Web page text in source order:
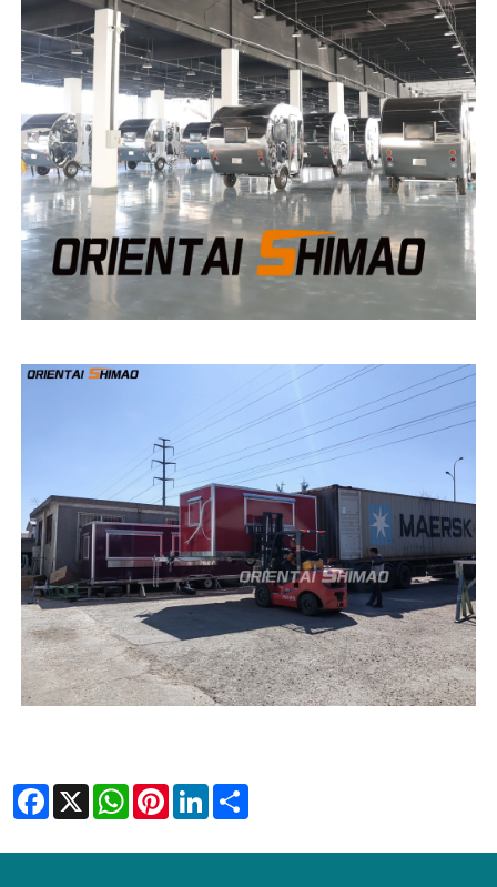
Facebook
X WhatsAppPinterestLinkedIn